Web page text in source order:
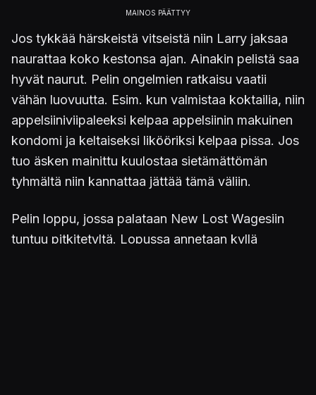
Jos tykkää härskeistä vitseistä niin Larry jaksaa
naurattaa koko kestonsa ajan. Ainakin pelistä saa
hyvät naurut. Pelin ongelmien ratkaisu vaatii
vähän luovuutta. Esim. kun valmistaa koktailia, niin
appelsiiniviipaleeksi kelpaa appelsiinin makuinen
kondomi ja keltaiseksi likööriksi kelpaa pissa. Jos
tuo äsken mainittu kuulostaa sietämättömän
tyhmältä niin kannattaa jättää tämä väliin.
Pelin loppu, jossa palataan New Lost Wagesiin
tuntuu pitkitetyltä. Lopussa annetaan kyllä